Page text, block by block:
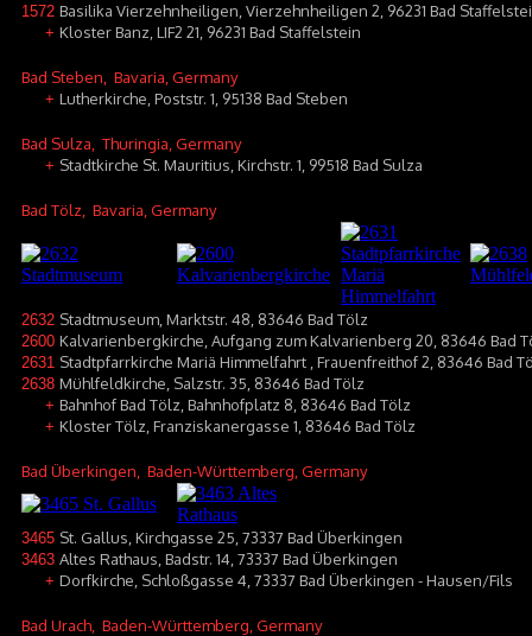
1572 Basilika Vierzehnheiligen, Vierzehnheiligen 2, 96231 Bad
+ Kloster Banz, LIF2 21, 96231 Bad Staffelstein
Bad Steben , Bavaria, Germany
+ Lutherkirche, Poststr. 1, 95138 Bad Steben
Bad Sulza , Thuringia, Germany
+ Stadtkirche St. Mauritius, Kirchstr. 1, 99518 Bad Sulza
Bad Tölz , Bavaria, Germany
2632 Stadtmuseum, Marktstr. 48, 83646 Bad Tölz
2600 Kalvarienbergkirche, Aufgang zum Kalvarienberg 20, 83646 Bad
2631 Stadtpfarrkirche Mariä Himmelfahrt , Frauenfreithof 2, 83646 Bad
2638 Mühlfeldkirche, Salzstr. 35, 83646 Bad Tölz
+ Bahnhof Bad Tölz, Bahnhofplatz 8, 83646 Bad Tölz
+ Kloster Tölz, Franziskanergasse 1, 83646 Bad Tölz
Bad Überkingen , Baden-Württemberg, Germany
3465 St. Gallus, Kirchgasse 25, 73337 Bad Überkingen
3463 Altes Rathaus, Badstr. 14, 73337 Bad Überkingen
+ Dorfkirche, Schloßgasse 4, 73337 Bad Überkingen - Hausen/Fils
Bad Urach , Baden-Württemberg, Germany